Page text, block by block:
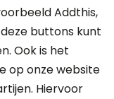
Addthis,
buttons kunt
Ook is het
op onze website
Hiervoor